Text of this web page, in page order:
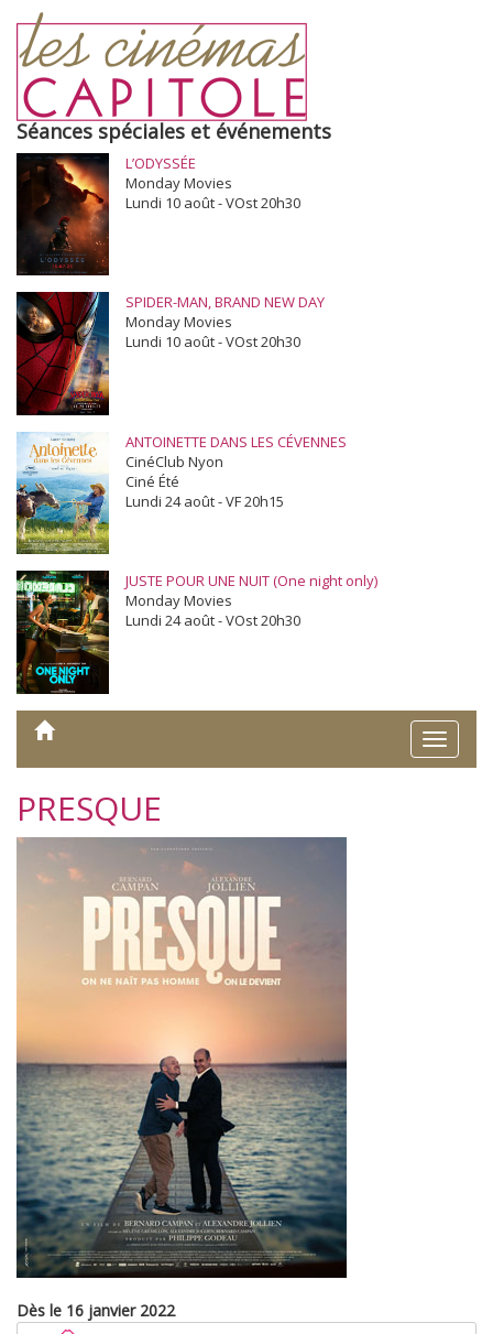
Séances spéciales et événements
L’ODYSSÉE
Monday Movies
Lundi 10 août - VOst 20h30
SPIDER-MAN, BRAND NEW DAY
Monday Movies
Lundi 10 août - VOst 20h30
ANTOINETTE DANS LES CÉVENNES
CinéClub Nyon
Ciné Été
Lundi 24 août - VF 20h15
JUSTE POUR UNE NUIT (One night only)
Monday Movies
Lundi 24 août - VOst 20h30
Toggle
PRESQUE
Dès le 16 janvier 2022